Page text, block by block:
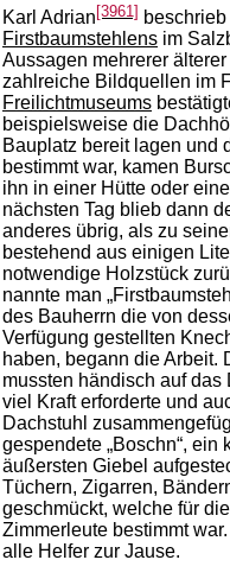
Karl Adrian[3961]
Firstbaumstehlens im
Aussagen mehrerer
zahlreiche Bildquellen im
Freilichtmuseums
beispielsweise die
Bauplatz bereit lagen und
bestimmt war, kamen
ihn in einer Hütte oder
nächsten Tag blieb dann
anderes übrig, als zu
bestehend aus einigen
notwendige Holzstück
nannte man
des Bauherrn die von
Verfügung gestellten
haben, begann die Arbeit.
mussten händisch auf
viel Kraft erforderte und
Dachstuhl
gespendete „Boschn“,
äußersten Giebel
Tüchern, Zigarren,
geschmückt, welche für
Zimmerleute bestimmt
alle Helfer zur Jause.